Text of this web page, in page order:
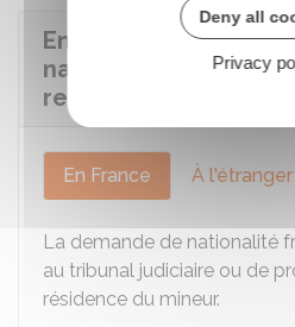
Envoyer ou déposer
nationalité française
recueilli
En France À l'étranger
La demande de nationalité
au tribunal judiciaire ou de
résidence du mineur.
Deny all
Privacy